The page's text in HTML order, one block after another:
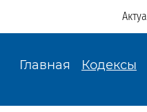
Главная Кодексы